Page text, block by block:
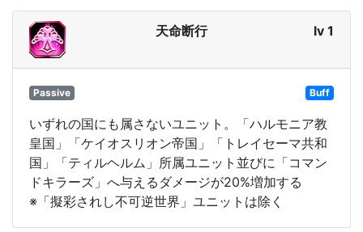
天命断行 lv 1
Passive Buff
いずれの国にも属さないユニット。「ハルモニア教
皇国」「ケイオスリオン帝国」「トレイセーマ共和
国」「ティルヘルム」所属ユニット並びに「コマン
ドキラーズ」へ与えるダメージが20%増加する
※「擬彩されし不可逆世界」ユニットは除く